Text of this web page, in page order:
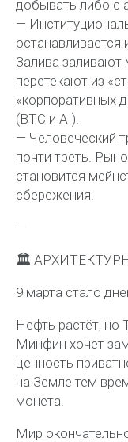
добывать либо с
—
останавливается
Залива
перетекают из
«корпоративных
(BTC и AI).
— Человеческий
почти треть.
становится
сбережения.
—
🏛
9 марта стало
Нефть растёт, но
Минфин хочет
ценность
на Земле тем
монета.
Мир